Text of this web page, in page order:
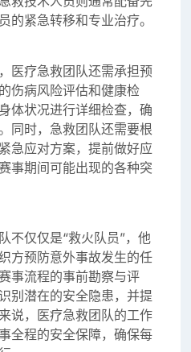
的紧急转移和专业治疗。
医疗急救团队还需承担预
伤病风险评估和健康检
体状况进行详细检查，确
同时，急救团队还需要根
急应对方案，提前做好应
事期间可能出现的各种突
不仅仅是“救火队员”，他
方预防意外事故发生的任
事流程的事前勘察与评
别潜在的安全隐患，并提
说，医疗急救团队的工作
全程的安全保障，确保每